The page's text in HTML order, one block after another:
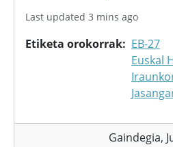
Last updated 3 mins ago
Etiketa orokorrak
EB-27
Euskal
Gaindegia,